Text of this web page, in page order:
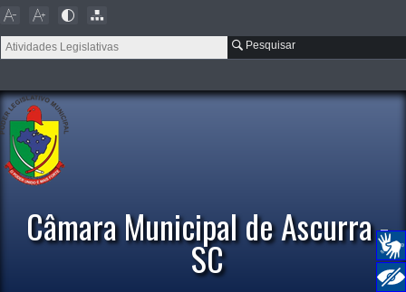
Pesquisar
Câmara Municipal de Ascurra -
SC